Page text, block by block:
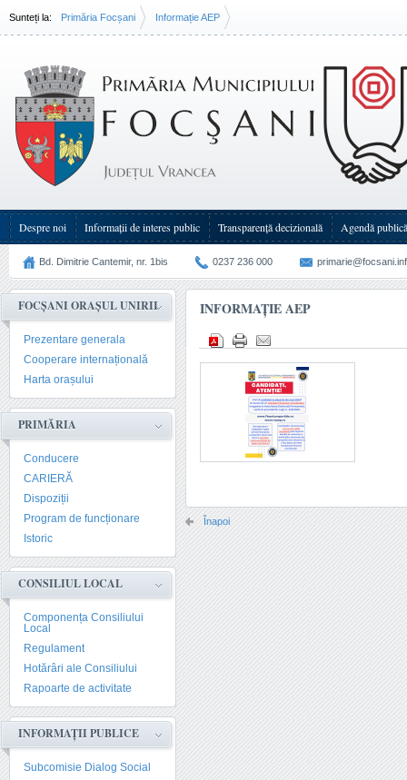
Sunteți la: Primăria Focșani Informație AEP
Despre noi Informații de interes public Transparenţă decizională Agendă publică
Bd. Dimitrie Cantemir, nr. 1bis 0237 236 000
FOCȘANI ORAȘUL UNIRII
Prezentare generala
Cooperare internațională
Harta orașului
PRIMĂRIA
Conducere
CARIERĂ
Dispoziții
Program de funcționare
Istoric
CONSILIUL LOCAL
Componența Consiliului
Local
Regulament
Hotărâri ale Consiliului
Rapoarte de activitate
INFORMAȚII PUBLICE
Subcomisie Dialog Social
INFORMAȚIE AEP
Înapoi